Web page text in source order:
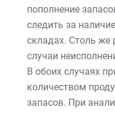
пополнение
следить за
складах. Столь же
случаи
В обоих случаях
количеством
запасов. При